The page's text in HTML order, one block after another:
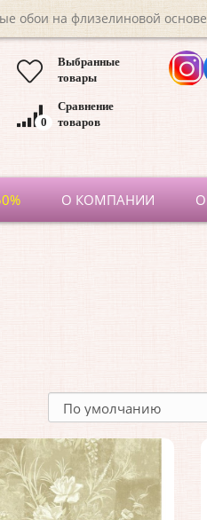
обои на флизелиновой основе
Выбранные
товары
Сравнение
товаров
0
О КОМПАНИИ